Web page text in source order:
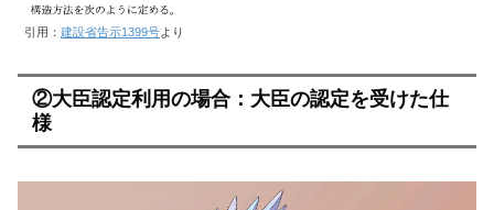
引用： 建設省告示1399号より
②大臣認定利用の場合：大臣の認定を受けた仕
様